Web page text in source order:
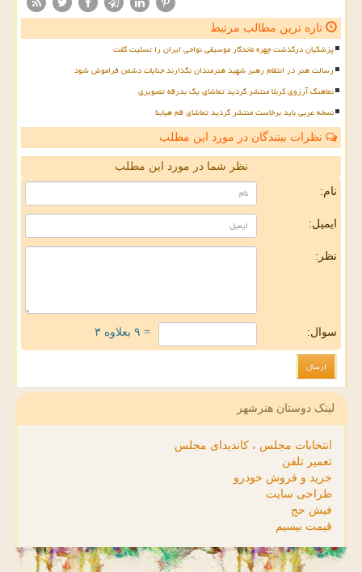
تازه ترین مطالب مرتبط
پزشکیان درگذشت چهره ماندگار موسیقی نواحی ایران را تسلیت گفت
رسالت هنر در انتقام رهبر شهید هنرمندان نگذارند جنایات دشمن فراموش شود
نماهنگ آرزوی کربلا منتشر گردید تماشای یک بدرقه تصویری
نسخه عربی باید برخاست منتشر گردید تماشای قم هیابنا
نظرات بینندگان در مورد این مطلب
نظر شما در مورد این مطلب
نام:
ایمیل:
نظر:
سوال: = ۹ بعلاوه ۳
لینک دوستان هنرشهر
انتخابات مجلس ، کاندیدای مجلس
تعمیر تلفن
خرید و فروش خودرو
طراحی سایت
فیش حج
قیمت بیسیم